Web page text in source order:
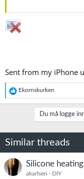
Sent from my iPhone
Sent from my iPhone
R
e
a
n
e
r
:
Ekornskurken
Du må logge
Similar threads
Silicone
akarlsen
DIY